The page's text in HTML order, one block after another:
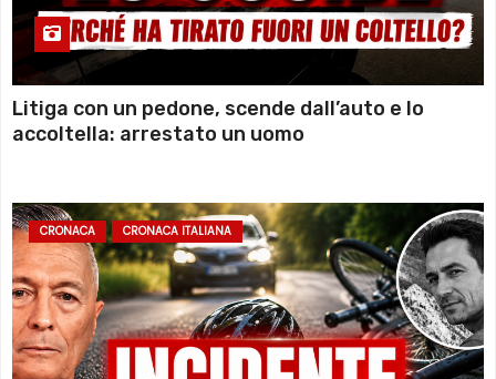
Litiga con un pedone, scende dall’auto e lo
accoltella: arrestato un uomo
CRONACA CRONACA ITALIANA